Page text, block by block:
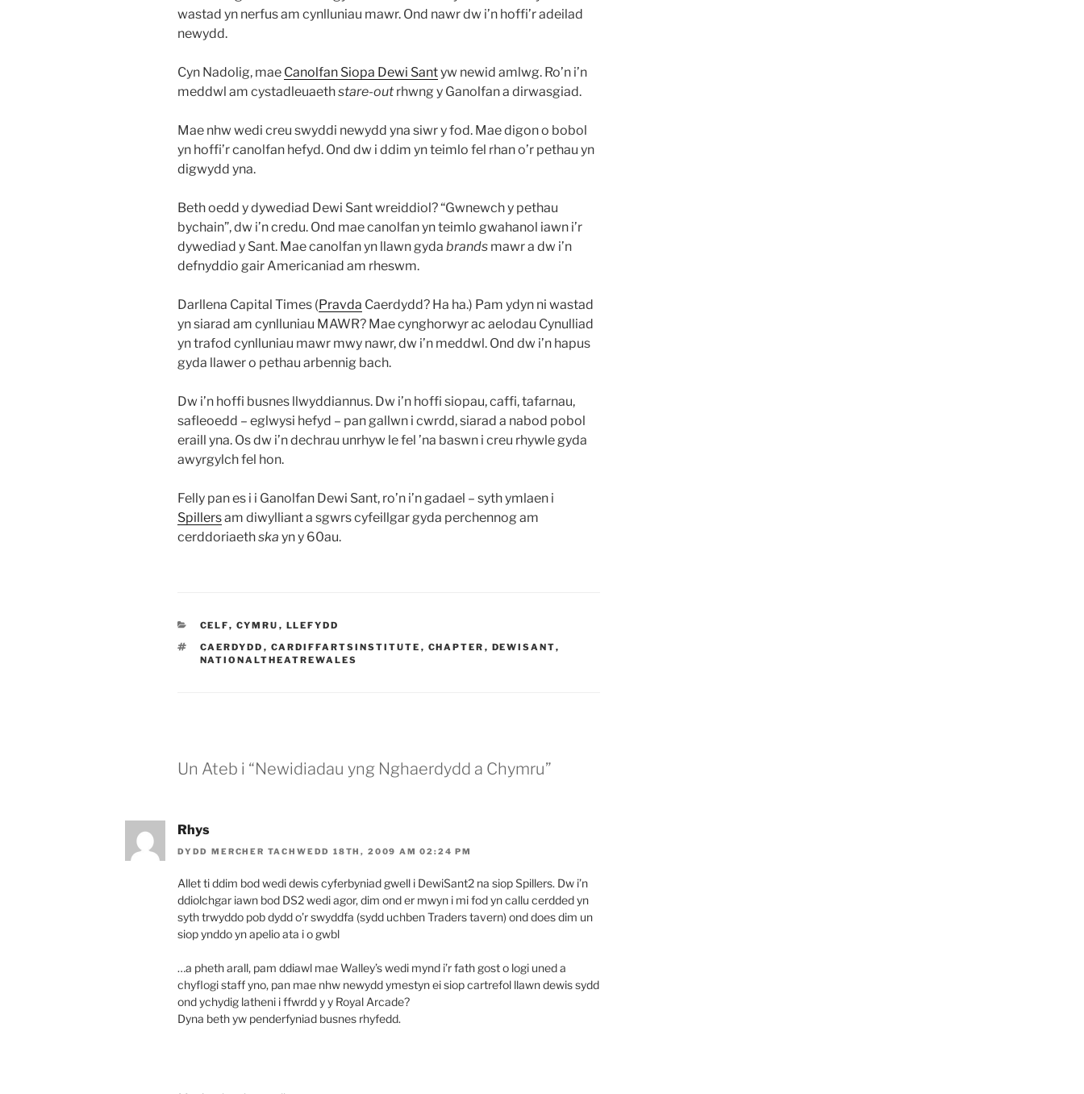
wastad yn nerfus am cynlluniau mawr. Ond nawr dw i’n hoffi’r adeilad
newydd.
Cyn Nadolig, mae Canolfan Siopa Dewi Santyw newid amlwg. Ro’n i’n
meddwl am cystadleuaethstare-out rhwng y Ganolfan a dirwasgiad.
Mae nhw wedi creu swyddi newydd yna siwr y fod. Mae digon o bobol
yn hoffi’r canolfan hefyd. Ond dw i ddim yn teimlo fel rhan o’r pethau yn
digwydd yna.
Beth oedd y dywediad Dewi Sant wreiddiol? “Gwnewch y pethau
bychain”, dw i’n credu. Ond mae canolfan yn teimlo gwahanol iawn i’r
dywediad y Sant. Mae canolfan yn llawn gyda brands mawr a dw i’n
defnyddio gair Americaniad am rheswm.
Darllena Capital Times (Pravda Caerdydd? Ha ha.) Pam ydyn ni wastad
yn siarad am cynlluniau MAWR? Mae cynghorwyr ac aelodau Cynulliad
yn trafod cynlluniau mawr mwy nawr, dw i’n meddwl. Ond dw i’n hapus
gyda llawer o pethau arbennig bach.
Dw i’n hoffi busnes llwyddiannus. Dw i’n hoffi siopau, caffi, tafarnau,
safleoedd – eglwysi hefyd – pan gallwn i cwrdd, siarad a nabod pobol
eraill yna. Os dw i’n dechrau unrhyw le fel ’na baswn i creu rhywle gyda
awyrgylch fel hon.
Felly pan es i i Ganolfan Dewi Sant, ro’n i’n gadael – syth ymlaen i
Spillersam diwylliant a sgwrs cyfeillgar gyda perchennog am
cerddoriaethska yn y 60au.
CATEGORÏAU
CELF, CYMRU , LLEFYDD
TAGIAU
CAERDYDD , CARDIFFARTSINSTITUTE , CHAPTER , DEWISANT,
NATIONALTHEATREWALES
Un Ateb i “Newidiadau yng Nghaerdydd a Chymru”
Rhys
DYDD MERCHER TACHWEDD 18TH, 2009 AM 02:24 PM
Allet ti ddim bod wedi dewis cyferbyniad gwell i DewiSant2 na siop Spillers. Dw i’n
ddiolchgar iawn bod DS2 wedi agor, dim ond er mwyn i mi fod yn callu cerdded yn
syth trwyddo pob dydd o’r swyddfa (sydd uchben Traders tavern) ond does dim un
siop ynddo yn apelio ata i o gwbl
…a pheth arall, pam ddiawl mae Walley’s wedi mynd i’r fath gost o logi uned a
chyflogi staff yno, pan mae nhw newydd ymestyn ei siop cartrefol llawn dewis sydd
ond ychydig latheni i ffwrdd y y Royal Arcade?
Dyna beth yw penderfyniad busnes rhyfedd.